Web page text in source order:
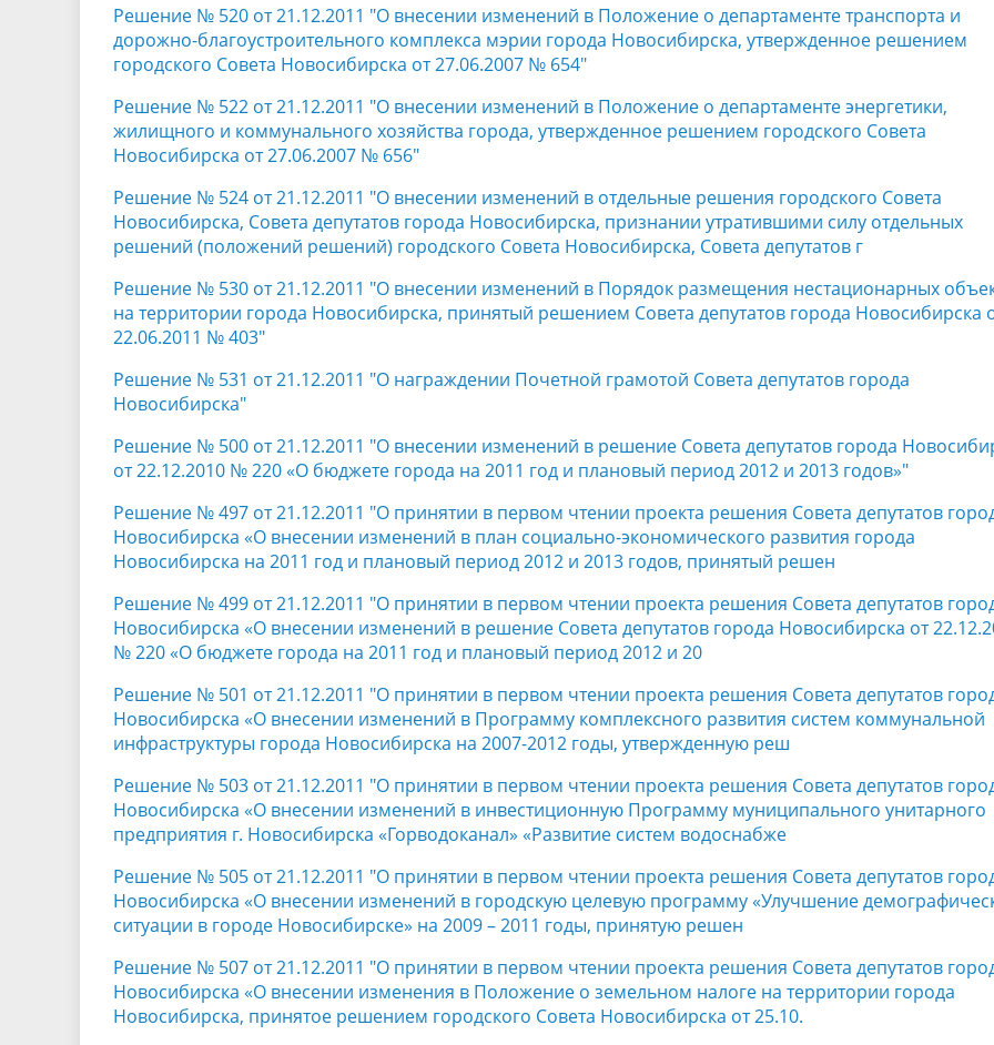
Решение № 520 от 21.12.2011 "О внесении изменений в Положение о департаменте транспорта и
дорожно-благоустроительного комплекса мэрии города Новосибирска, утвержденное решением
городского Совета Новосибирска от 27.06.2007 № 654"
Решение № 522 от 21.12.2011 "О внесении изменений в Положение о департаменте энергетики,
жилищного и коммунального хозяйства города, утвержденное решением городского Совета
Новосибирска от 27.06.2007 № 656"
Решение № 524 от 21.12.2011 "О внесении изменений в отдельные решения городского Совета
Новосибирска, Совета депутатов города Новосибирска, признании утратившими силу отдельных
решений (положений решений) городского Совета Новосибирска, Совета депутатов г
Решение № 530 от 21.12.2011 "О внесении изменений в Порядок размещения нестационарных
на территории города Новосибирска, принятый решением Совета депутатов города Новосибирска
22.06.2011 № 403"
Решение № 531 от 21.12.2011 "О награждении Почетной грамотой Совета депутатов города
Новосибирска"
Решение № 500 от 21.12.2011 "О внесении изменений в решение Совета депутатов города
от 22.12.2010 № 220 «О бюджете города на 2011 год и плановый период 2012 и 2013 годов»"
Решение № 497 от 21.12.2011 "О принятии в первом чтении проекта решения Совета депутатов
Новосибирска «О внесении изменений в план социально-экономического развития города
Новосибирска на 2011 год и плановый период 2012 и 2013 годов, принятый решен
Решение № 499 от 21.12.2011 "О принятии в первом чтении проекта решения Совета депутатов
Новосибирска «О внесении изменений в решение Совета депутатов города Новосибирска от
№ 220 «О бюджете города на 2011 год и плановый период 2012 и 20
Решение № 501 от 21.12.2011 "О принятии в первом чтении проекта решения Совета депутатов
Новосибирска «О внесении изменений в Программу комплексного развития систем коммунальной
инфраструктуры города Новосибирска на 2007-2012 годы, утвержденную реш
Решение № 503 от 21.12.2011 "О принятии в первом чтении проекта решения Совета депутатов
Новосибирска «О внесении изменений в инвестиционную Программу муниципального унитарного
предприятия г. Новосибирска «Горводоканал» «Развитие систем водоснабже
Решение № 505 от 21.12.2011 "О принятии в первом чтении проекта решения Совета депутатов
Новосибирска «О внесении изменений в городскую целевую программу «Улучшение
ситуации в городе Новосибирске» на 2009 – 2011 годы, принятую решен
Решение № 507 от 21.12.2011 "О принятии в первом чтении проекта решения Совета депутатов
Новосибирска «О внесении изменения в Положение о земельном налоге на территории города
Новосибирска, принятое решением городского Совета Новосибирска от 25.10.